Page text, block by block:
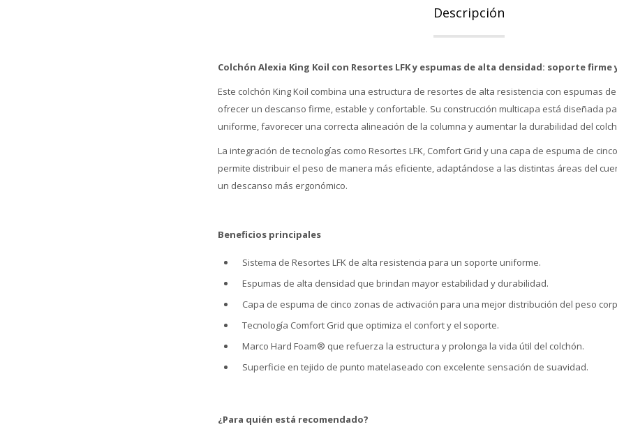
Descripción
Colchón Alexia King Koil con Resortes LFK y espumas de alta densidad: soporte
Este colchón King Koil combina una estructura de resortes de alta resistencia con espumas
ofrecer un descanso firme, estable y confortable. Su construcción multicapa está diseñada
uniforme, favorecer una correcta alineación de la columna y aumentar la durabilidad del
La integración de tecnologías como Resortes LFK, Comfort Grid y una capa de espuma de
permite distribuir el peso de manera más eficiente, adaptándose a las distintas áreas del
un descanso más ergonómico.
Beneficios principales
Sistema de Resortes LFK de alta resistencia para un soporte uniforme.
Espumas de alta densidad que brindan mayor estabilidad y durabilidad.
Capa de espuma de cinco zonas de activación para una mejor distribución del peso
Tecnología Comfort Grid que optimiza el confort y el soporte.
Marco Hard Foam® que refuerza la estructura y prolonga la vida útil del colchón.
Superficie en tejido de punto matelaseado con excelente sensación de suavidad.
¿Para quién está recomendado?